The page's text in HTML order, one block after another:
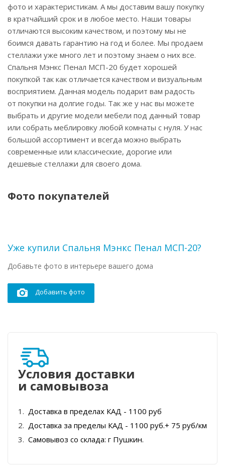
фото и характеристикам. А мы доставим вашу покупку
в кратчайший срок и в любое место. Наши товары
отличаются высоким качеством, и поэтому мы не
боимся давать гарантию на год и более. Мы продаем
стеллажи уже много лет и поэтому знаем о них все.
Спальня Мэнкс Пенал МСП-20 будет хорошей
покупкой так как отличается качеством и визуальным
восприятием. Данная модель подарит вам радость
от покупки на долгие годы. Так же у нас вы можете
выбрать и другие модели мебели под данный товар
или собрать меблировку любой комнаты с нуля. У нас
большой ассортимент и всегда можно выбрать
современные или классические, дорогие или
дешевые стеллажи для своего дома.
Фото покупателей
Уже купили Спальня Мэнкс Пенал МСП-20?
Добавьте фото в интерьере вашего дома
Добавить фото
Условия доставки
и самовывоза
Доставка в пределах КАД - 1100 руб
Доставка за пределы КАД - 1100 руб.+ 75 руб/км
Самовывоз со склада: г Пушкин.